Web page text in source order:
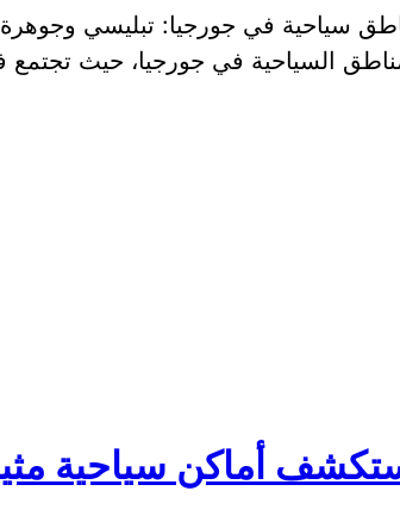
سياحية في جورجيا: تبليسي وجوهرة
السياحية في جورجيا، حيث تجتمع
أماكن سياحية